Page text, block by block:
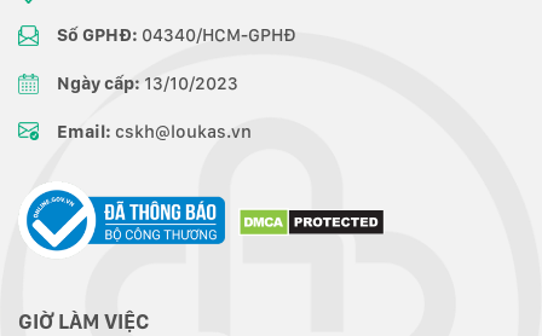
Số GPHĐ: 04340/HCM-GPHĐ
Ngày cấp: 13/10/2023
Email: cskh@loukas.vn
GIỜ LÀM VIỆC